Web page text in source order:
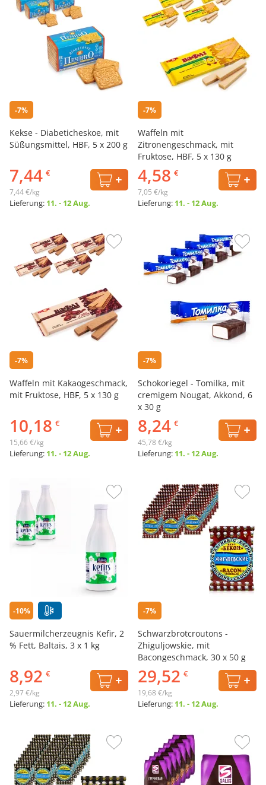
-7%
Kekse - Diabeticheskoe, mit
Süßungsmittel, HBF, 5 х 200 g
7,44 €
7,44 €/kg
Lieferung: 11. - 12 Aug.
-7%
Waffeln mit
Zitronengeschmack, mit
Fruktose, HBF, 5 х 130 g
4,58 €
7,05 €/kg
Lieferung: 11. - 12 Aug.
-7%
Waffeln mit Kakaogeschmack,
mit Fruktose, HBF, 5 х 130 g
10,18 €
15,66 €/kg
Lieferung: 11. - 12 Aug.
-7%
Schokoriegel - Tomilka, mit
cremigem Nougat, Akkond, 6
х 30 g
8,24 €
45,78 €/kg
Lieferung: 11. - 12 Aug.
-10%
Sauermilcherzeugnis Kefir, 2
% Fett, Baltais, 3 х 1 kg
8,92 €
2,97 €/kg
Lieferung: 11. - 12 Aug.
-7%
Schwarzbrotcroutons -
Zhiguljowskie, mit
Bacongeschmack, 30 х 50 g
29,52 €
19,68 €/kg
Lieferung: 11. - 12 Aug.